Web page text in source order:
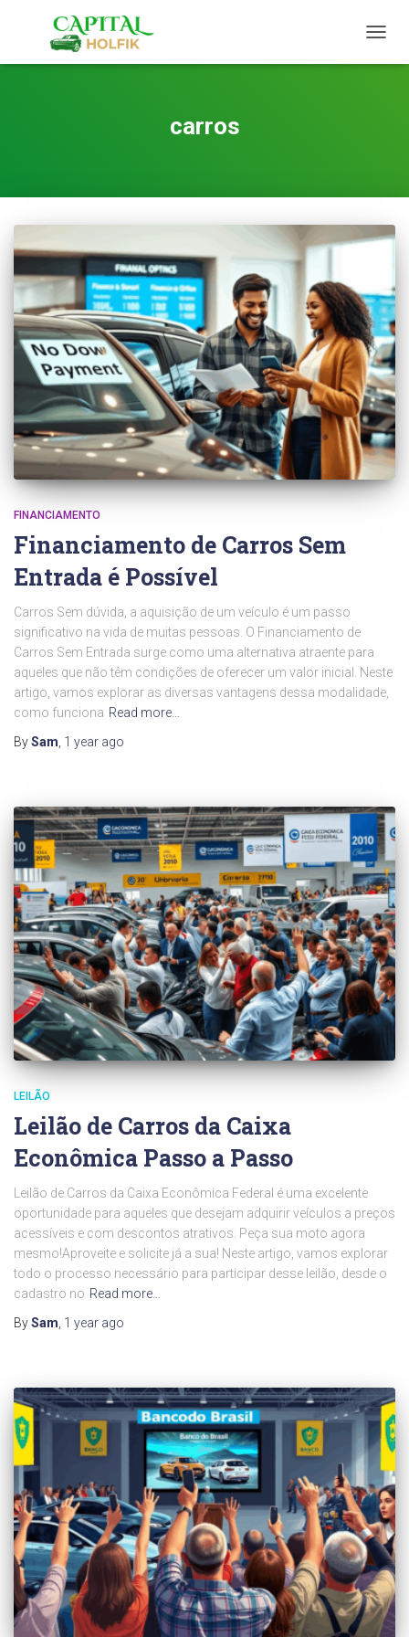
carros
FINANCIAMENTO
Financiamento de Carros Sem
Entrada é Possível
Carros Sem dúvida, a aquisição de um veículo é um passo
significativo na vida de muitas pessoas. O Financiamento de
Carros Sem Entrada surge como uma alternativa atraente para
aqueles que não têm condições de oferecer um valor inicial. Neste
artigo, vamos explorar as diversas vantagens dessa modalidade,
como funciona Read more…
BySam 1 year ago
LEILÃO
Leilão de Carros da Caixa
Econômica Passo a Passo
Leilão de Carros da Caixa Econômica Federal é uma excelente
oportunidade para aqueles que desejam adquirir veículos a preços
acessíveis e com descontos atrativos. Peça sua moto agora
mesmo!Aproveite e solicite já a sua! Neste artigo, vamos explorar
todo o processo necessário para participar desse leilão, desde o
cadastro no Read more…
BySam, 1 year ago